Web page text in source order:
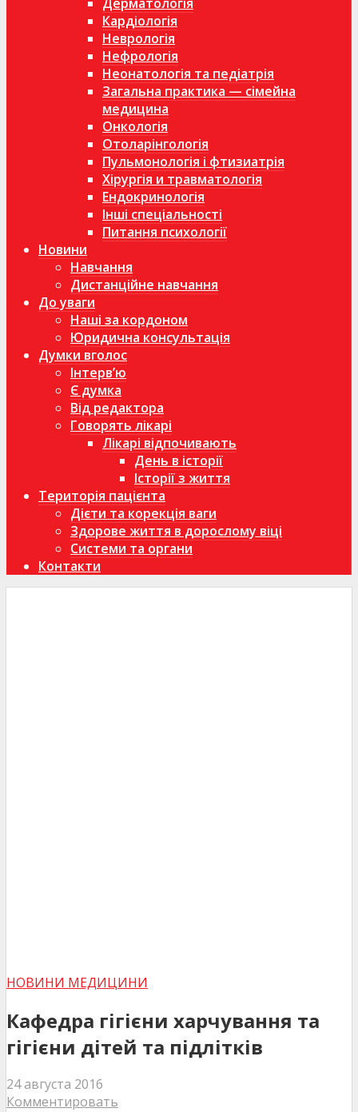
Кардіологія
Неврологія
Нефрологія
Неонатологія та педіатрія
Загальна практика — сімейна
медицина
Онкологія
Отоларінгологія
Пульмонологія і фтизиатрія
Хірургія и травматологія
Ендокринологія
Інші спеціальності
Питання психології
Новини
Навчання
Дистанційне навчання
До уваги
Наші за кордоном
Юридична консультація
Думки вголос
Інтерв’ю
Є думка
Від редактора
Говорять лікарі
Лікарі відпочивають
День в історії
Історії з життя
Територія пацієнта
Дієти та корекція ваги
Здорове життя в дорослому віці
Системи та органи
Контакти
НОВИНИ МЕДИЦИНИ
Кафедра гігієни харчування та
гігієни дітей та підлітків
24 августа 2016
Комментировать